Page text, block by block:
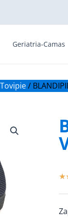
Geriatria-Camas
Tovipie/
★